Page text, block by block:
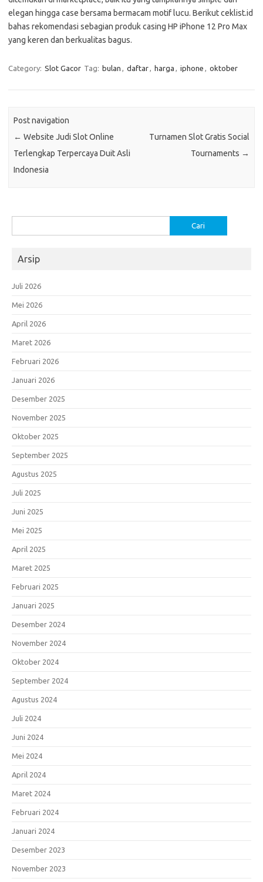
elegan hingga case bersama bermacam motif lucu. Berikut ceklist.id
bahas rekomendasi sebagian produk casing HP iPhone 12 Pro Max
yang keren dan berkualitas bagus.
Category: Slot Gacor Tag: bulan daftar harga iphone oktober
Post navigation
← Website Judi Slot Online
Terlengkap Terpercaya Duit Asli
Indonesia
Turnamen Slot Gratis Social
Tournaments →
untuk:
Arsip
Juli 2026
Mei 2026
April 2026
Maret 2026
Februari 2026
Januari 2026
Desember 2025
November 2025
Oktober 2025
September 2025
Agustus 2025
Juli 2025
Juni 2025
Mei 2025
April 2025
Maret 2025
Februari 2025
Januari 2025
Desember 2024
November 2024
Oktober 2024
September 2024
Agustus 2024
Juli 2024
Juni 2024
Mei 2024
April 2024
Maret 2024
Februari 2024
Januari 2024
Desember 2023
November 2023